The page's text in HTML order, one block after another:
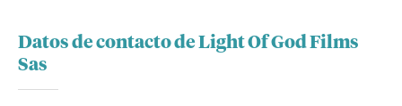
Datos de contacto de Light Of God Films
Sas